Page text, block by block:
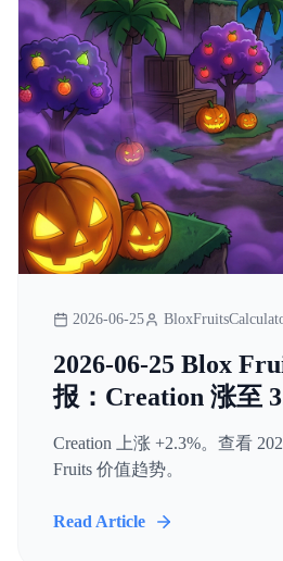
2026-06-25
2026-06-25 Blox
报：Creation 涨至
Creation 上涨 +2.3%。查看
Fruits 价值趋势。
Read Article